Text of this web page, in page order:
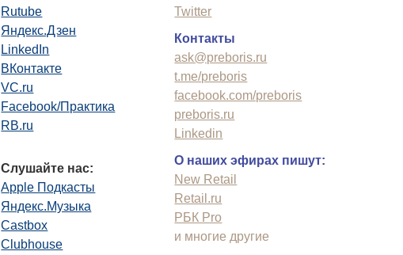
Rutube
Яндекс.Дзен
LinkedIn
ВКонтакте
VC.ru
Facebook/Практика
RB.ru
Слушайте нас:
Apple Подкасты
Яндекс.Музыка
Castbox
Clubhouse
Twitter
Контакты
ask@preboris.ru
t.me/preboris
facebook.com/preboris
preboris.ru
Linkedin
О наших эфирах пишут:
New Retail
Retail.ru
РБК Pro
и многие другие